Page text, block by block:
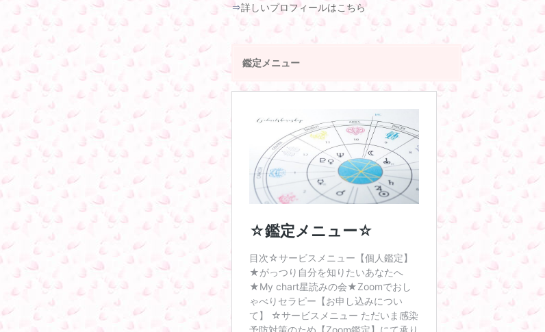
⇒詳しいプロフィールはこちら
鑑定メニュー